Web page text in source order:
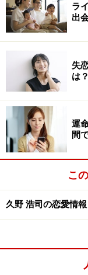
ラ
出
失
は？
運
間
こ
久野 浩司の恋愛情報